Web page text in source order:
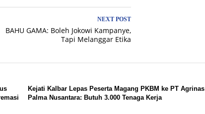
NEXT POST
BAHU GAMA: Boleh Jokowi Kampanye,
Tapi Melanggar Etika
Kejati Kalbar Lepas Peserta Magang PKBM ke PT Agrinas
Palma Nusantara: Butuh 3.000 Tenaga Kerja